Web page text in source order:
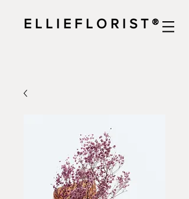
E L L I E F L O R I S T ®